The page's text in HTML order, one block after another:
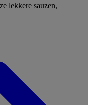
lekkere sauzen,